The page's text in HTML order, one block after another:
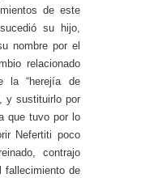
de este
su hijo,
nombre por el
relacionado
la “herejía de
y sustituirlo por
que tuvo por lo
Nefertiti poco
contrajo
fallecimiento de